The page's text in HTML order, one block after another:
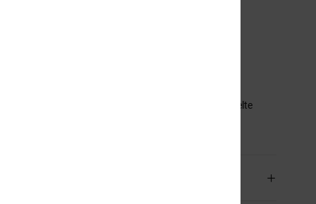
[Hauptstoff] 80 % Baumwolle, 20 % recycelte